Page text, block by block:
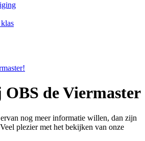
de Viermaster
nog meer informatie willen, dan zijn
plezier met het bekijken van onze